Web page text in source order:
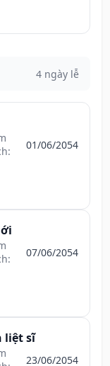
4 ngày lễ
01/06/2054
07/06/2054
liệt sĩ
23/06/2054